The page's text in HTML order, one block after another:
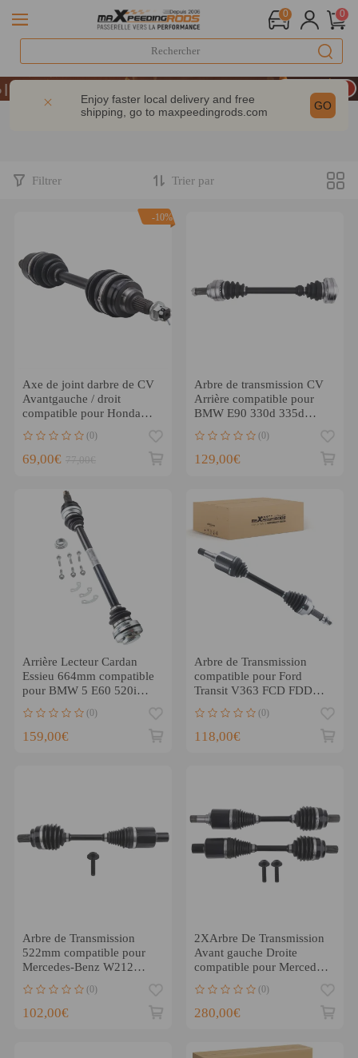
0 0
LIVRAISON GRATUITE À DOMICILE - FR
: MXR20TH
Enjoy faster local delivery and free
shipping, go to maxpeedingrods.com GO
Filtrer Trier par
-10%
Axe de joint darbre de CV
Avantgauche / droit
compatible pour Honda
(0)
69,00€ 77,00€
Arbre de transmission CV
Arrière compatible pour
BMW E90 330d 335d
(0)
129,00€
Arrière Lecteur Cardan
Essieu 664mm compatible
pour BMW 5 E60 520i
2003-2010 Gauche Droit*
(0)
159,00€
Arbre de Transmission
compatible pour Ford
Transit V363 FCD FDD
2.0FWD 16-22 1774279
(0)
118,00€
Arbre de Transmission
522mm compatible pour
Mercedes-Benz W212
X218 E250 - 500
(0)
102,00€
2XArbre De Transmission
Avant gauche Droite
compatible pour Mercedes-
Benz W212 S212 C218
(0)
280,00€